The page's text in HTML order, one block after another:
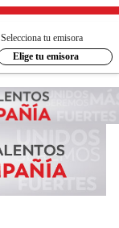
Selecciona tu emisora
Elige tu emisora